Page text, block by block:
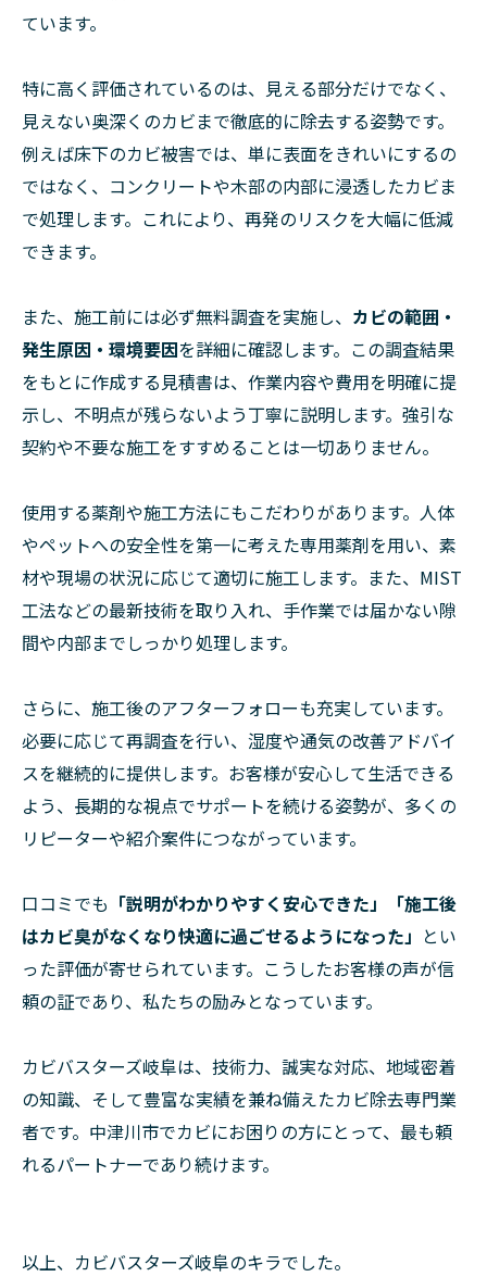
ています。
特に高く評価されているのは、見える部分だけでなく、
見えない奥深くのカビまで徹底的に除去する姿勢です。
例えば床下のカビ被害では、単に表面をきれいにするの
ではなく、コンクリートや木部の内部に浸透したカビま
で処理します。これにより、再発のリスクを大幅に低減
できます。
また、施工前には必ず無料調査を実施し、 カビの範囲・
発生原因・環境要因を詳細に確認します。この調査結果
をもとに作成する見積書は、作業内容や費用を明確に提
示し、不明点が残らないよう丁寧に説明します。強引な
契約や不要な施工をすすめることは一切ありません。
使用する薬剤や施工方法にもこだわりがあります。人体
やペットへの安全性を第一に考えた専用薬剤を用い、素
材や現場の状況に応じて適切に施工します。また、MIST
工法などの最新技術を取り入れ、手作業では届かない隙
間や内部までしっかり処理します。
さらに、施工後のアフターフォローも充実しています。
必要に応じて再調査を行い、湿度や通気の改善アドバイ
スを継続的に提供します。お客様が安心して生活できる
よう、長期的な視点でサポートを続ける姿勢が、多くの
リピーターや紹介案件につながっています。
口コミでも 「説明がわかりやすく安心できた」「施工後
はカビ臭がなくなり快適に過ごせるようになった」 とい
った評価が寄せられています。こうしたお客様の声が信
頼の証であり、私たちの励みとなっています。
カビバスターズ岐阜は、技術力、誠実な対応、地域密着
の知識、そして豊富な実績を兼ね備えたカビ除去専門業
者です。中津川市でカビにお困りの方にとって、最も頼
れるパートナーであり続けます。
以上、カビバスターズ岐阜のキラでした。